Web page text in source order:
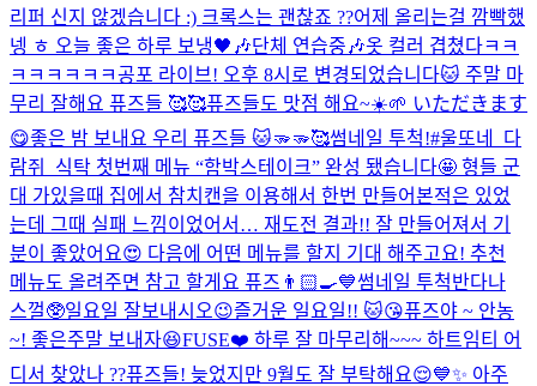
리퍼 신지 않겠습니다 :) 크록스는 괜찮죠 ??어제 올리는걸 깜빡했
넹 ㅎ 오늘 좋은 하루 보냉🖤🎶단체 연습중🎶옷 컬러 겹쳤다ㅋㅋ
ㅋㅋㅋㅋㅋㅋ공포 라이브! 오후 8시로 변경되었습니다🐱 주말 마
무리 잘해요 퓨즈들 🥰🥰퓨즈들도 맛점 해요~☀️🌱 いただきます
😋좋은 밤 보내요 우리 퓨즈들 🐱🫳🫳🥰썸네일 투척!#울또네_다
람쥐_식탁 첫번째 메뉴 “함박스테이크” 완성 됐습니다🤩 형들 군
대 가있을때 집에서 참치캔을 이용해서 한번 만들어본적은 있었
는데 그때 실패 느낌이었어서… 재도전 결과!! 잘 만들어져서 기
분이 좋았어요😍 다음에 어떤 메뉴를 할지 기대 해주고요! 추천
메뉴도 올려주면 참고 할게요 퓨즈👨🏻‍🍳💙썸네일 투척반다나
스껄🥸일요일 잘보내시오😉즐거운 일요일!! 🐱😘퓨즈야 ~ 안농
~! 좋은주말 보내자😆FUSE❤️ 하루 잘 마무리해~~~ 하트임티 어
디서 찾았나 ??퓨즈들! 늦었지만 9월도 잘 부탁해요😌💙✨ 아주